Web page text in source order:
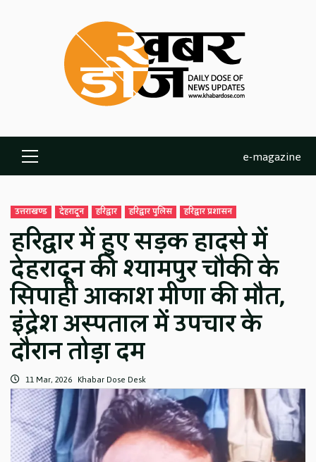
Primary
Menu
e-magazine
उत्तराखण्ड देहरादून हरिद्वार हरिद्वार पुलिस हरिद्वार प्रशासन
हरिद्वार में हुए सड़क हादसे में
देहरादून की श्यामपुर चौकी के
सिपाही आकाश मीणा की मौत,
इंद्रेश अस्पताल में उपचार के
दौरान तोड़ा दम
11 Mar, 2026 Khabar Dose Desk